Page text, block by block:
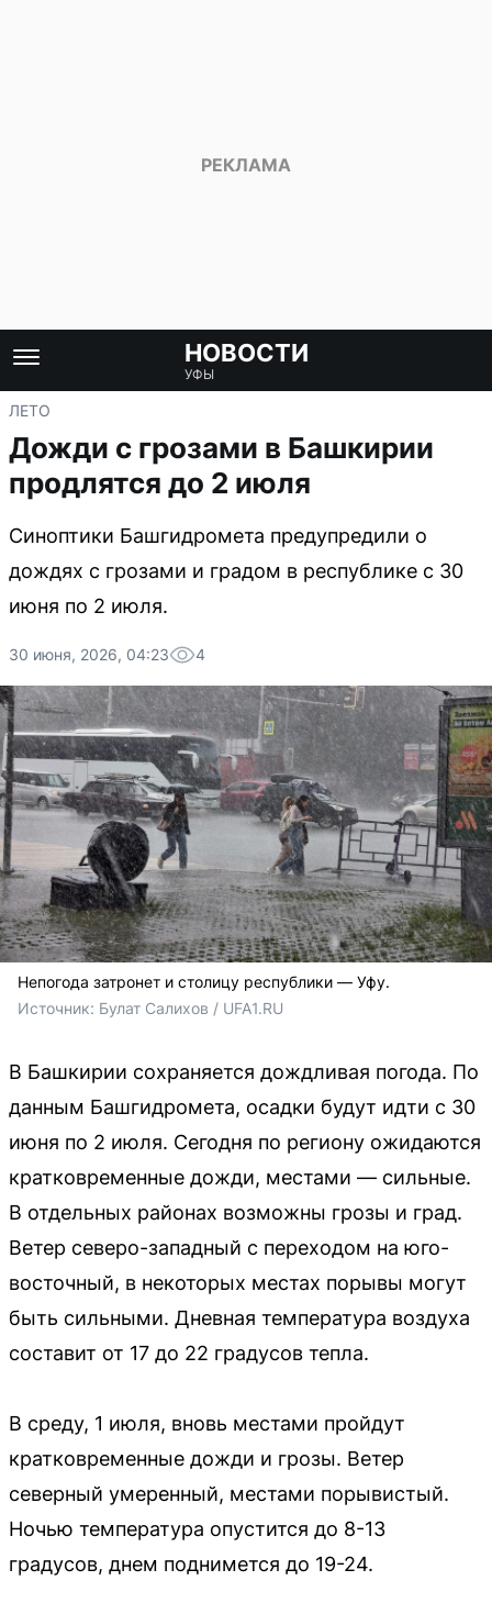
НОВОСТИ
УФЫ
ЛЕТО
Дожди с грозами в Башкирии
продлятся до 2 июля
Синоптики Башгидромета предупредили о
дождях с грозами и градом в республике с 30
июня по 2 июля.
30 июня, 2026, 04:23 4
Непогода затронет и столицу республики — Уфу.
Источник: Булат Салихов / UFA1.RU
В Башкирии сохраняется дождливая погода. По
данным Башгидромета, осадки будут идти с 30
июня по 2 июля. Сегодня по региону ожидаются
кратковременные дожди, местами — сильные.
В отдельных районах возможны грозы и град.
Ветер северо-западный с переходом на юго-
восточный, в некоторых местах порывы могут
быть сильными. Дневная температура воздуха
составит от 17 до 22 градусов тепла.
В среду, 1 июля, вновь местами пройдут
кратковременные дожди и грозы. Ветер
северный умеренный, местами порывистый.
Ночью температура опустится до 8-13
градусов, днем поднимется до 19-24.